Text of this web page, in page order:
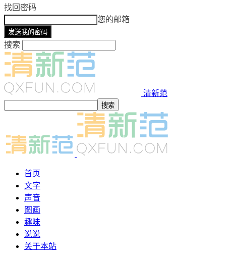
找回密码
您的邮箱
搜索
清新范
首页
文字
声音
图画
趣味
说说
关于本站